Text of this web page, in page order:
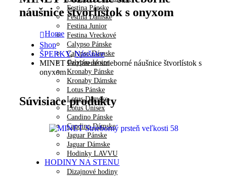
Festina Pánske
Festina Dámske
Festina Junior
Festina Vreckové
Calypso Pánske
Calypso Dámske
Calypso Junior
Kronaby Pánske
Kronaby Dámske
Lotus Pánske
Lotus Dámske
Lotus Unisex
Candino Pánske
Candino Dámske
Jaguar Pánske
Jaguar Dámske
Hodinky LAVVU
HODINY NA STENU
Dizajnové hodiny
náušnice štvorlístok s onyxom
Home
Shop
ŠPERKY,Náušnice
MINET Pozlátené strieborné náušnice štvorlístok s
onyxom
Súvisiace produkty